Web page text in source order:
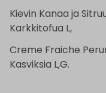
Kievin Kanaa ja
Karkkitofua L,
Creme Fraiche
Kasviksia L,G.